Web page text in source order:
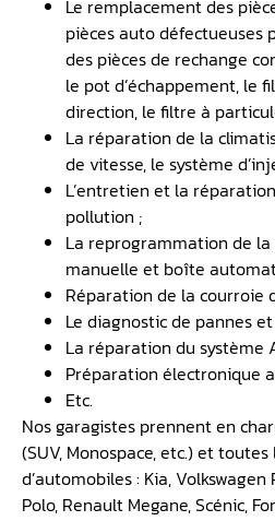
Le remplacement des
pièces auto défectueuses
des pièces de rechange
le pot d’échappement, le
direction, le filtre à
La réparation de la
de vitesse, le système
L’entretien et la
pollution ;
La reprogrammation de
manuelle et boîte
Réparation de la courroie
Le diagnostic de pannes
La réparation du système
Préparation électronique
Etc.
Nos garagistes prennent en
(SUV, Monospace, etc.) et
d’automobiles : Kia, Volkswagen
Polo, Renault Megane, Scénic,